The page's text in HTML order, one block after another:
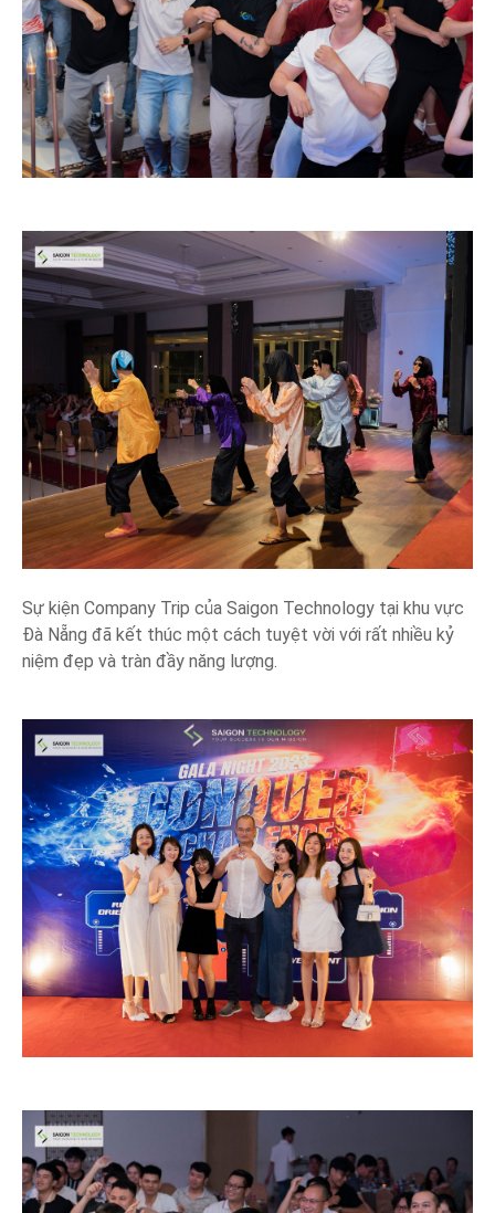
Sự kiện Company Trip của Saigon Technology tại khu vực
Đà Nẵng đã kết thúc một cách tuyệt vời với rất nhiều kỷ
niệm đẹp và tràn đầy năng lượng.